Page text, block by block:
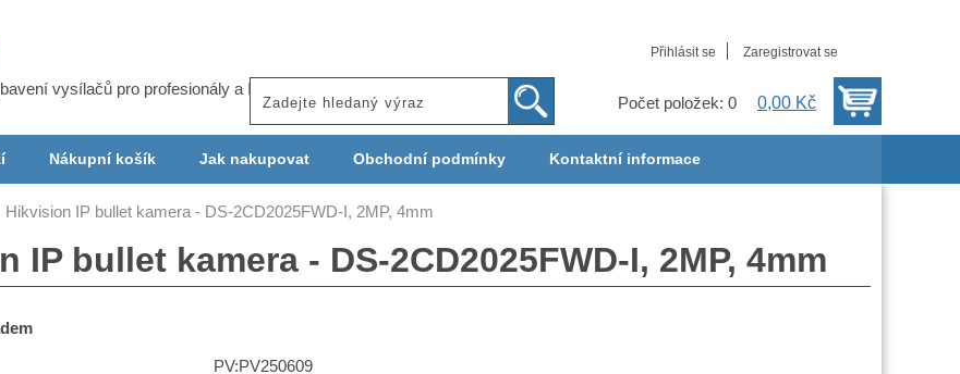
Přihlásit se Zaregistrovat se
Počet položek: 0 0,00 Kč
vysílačů pro profesionály a ISP
Nákupní košík Jak nakupovat Obchodní podmínky Kontaktní informace
Hikvision IP bullet kamera - DS-2CD2025FWD-I, 2MP, 4mm
IP bullet kamera - DS-2CD2025FWD-I, 2MP, 4mm
PV:PV250609